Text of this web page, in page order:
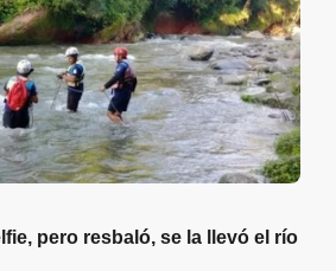
pero resbaló, se la llevó el río